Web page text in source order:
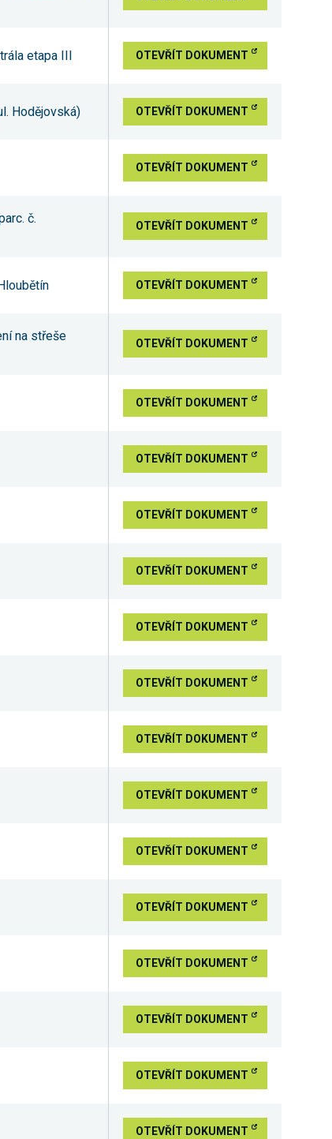
etapa III OTEVŘÍT DOKUMENT
Hodějovská) OTEVŘÍT DOKUMENT
OTEVŘÍT DOKUMENT
č.
OTEVŘÍT DOKUMENT
OTEVŘÍT DOKUMENT
na střeše
OTEVŘÍT DOKUMENT
OTEVŘÍT DOKUMENT
OTEVŘÍT DOKUMENT
OTEVŘÍT DOKUMENT
OTEVŘÍT DOKUMENT
OTEVŘÍT DOKUMENT
OTEVŘÍT DOKUMENT
OTEVŘÍT DOKUMENT
OTEVŘÍT DOKUMENT
OTEVŘÍT DOKUMENT
OTEVŘÍT DOKUMENT
OTEVŘÍT DOKUMENT
OTEVŘÍT DOKUMENT
OTEVŘÍT DOKUMENT
OTEVŘÍT DOKUMENT